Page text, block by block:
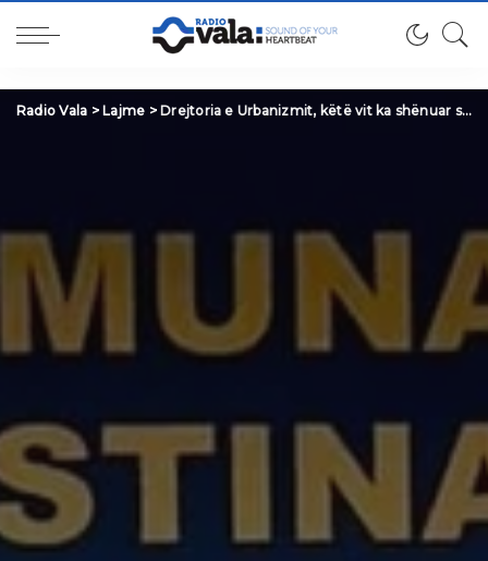
Radio Vala > Lajme > Drejtoria e Urbanizmit, këtë vit ka shënuar sukses të jashtëzakonshëm